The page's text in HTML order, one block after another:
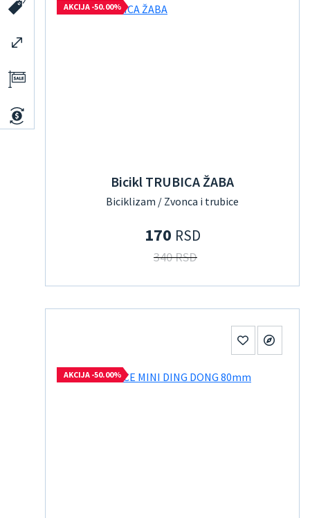
AKCIJA -50.00%
Bicikl TRUBICA ŽABA
Biciklizam / Zvonca i trubice
170 RSD
340 RSD
AKCIJA -50.00%